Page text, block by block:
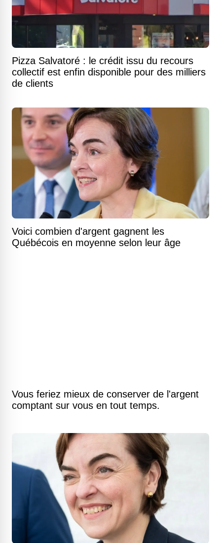
Pizza Salvatoré : le crédit issu du recours
collectif est enfin disponible pour des milliers
de clients
Voici combien d'argent gagnent les
Québécois en moyenne selon leur âge
Vous feriez mieux de conserver de l'argent
comptant sur vous en tout temps.